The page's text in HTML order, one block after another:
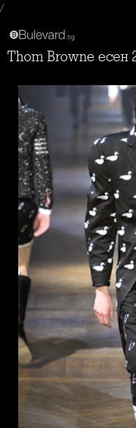
/
Thom Browne есен